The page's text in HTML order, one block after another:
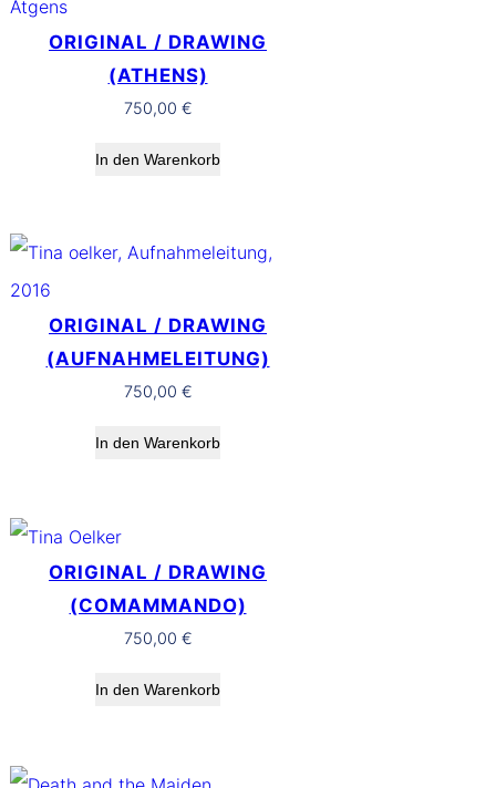
ORIGINAL / DRAWING
(ATHENS)
750,00 €
In den Warenkorb
ORIGINAL / DRAWING
(AUFNAHMELEITUNG)
750,00 €
In den Warenkorb
ORIGINAL / DRAWING
(COMAMMANDO)
750,00 €
In den Warenkorb